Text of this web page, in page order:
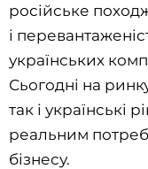
російське
і
українських
Сьогодні на
так і українські
реальним
бізнесу.